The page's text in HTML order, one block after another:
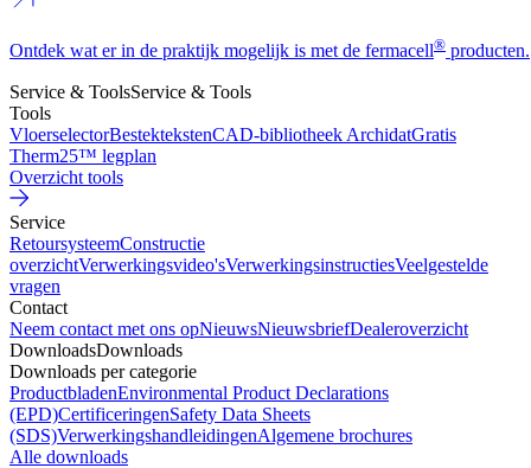
Ontdek wat er in de praktijk mogelijk is met de fermacell® producten.
Service & ToolsService & Tools
Tools
VloerselectorBestektekstenCAD-bibliotheek ArchidatGratis
Therm25™ legplan
Overzicht tools
Service
RetoursysteemConstructie
overzichtVerwerkingsvideo'sVerwerkingsinstructiesVeelgestelde
vragen
Contact
Neem contact met ons opNieuwsNieuwsbriefDealeroverzicht
DownloadsDownloads
Downloads per categorie
ProductbladenEnvironmental Product Declarations
(EPD)CertificeringenSafety Data Sheets
(SDS)VerwerkingshandleidingenAlgemene brochures
Alle downloads